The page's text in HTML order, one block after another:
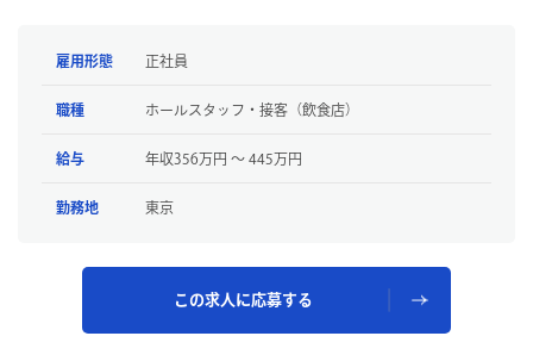
雇用形態 正社員
職種 ホールスタッフ・接客（飲食店）
給与 年収356万円 〜 445万円
勤務地 東京
この求人に応募する